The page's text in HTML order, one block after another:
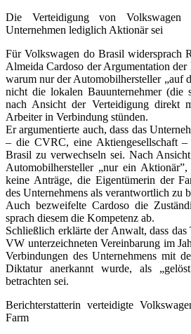
Die Verteidigung von Volkswagen
Unternehmen lediglich Aktionär sei
Für Volkswagen do Brasil widersprach
Almeida Cardoso der Argumentation
warum nur der Automobilhersteller „auf
nicht die lokalen Bauunternehmer (die
nach Ansicht der Verteidigung direkt
Arbeiter in Verbindung stünden.
Er argumentierte auch, dass das
– die CVRC, eine Aktiengesellschaft
Brasil zu verwechseln sei. Nach
Automobilhersteller „nur ein
keine Anträge, die Eigentümerin der
des Unternehmens als verantwortlich zu
Auch bezweifelte Cardoso die
sprach diesem die Kompetenz ab.
Schließlich erklärte der Anwalt, dass
VW unterzeichneten Vereinbarung im
Verbindungen des Unternehmens mit
Diktatur anerkannt wurde, als
betrachten sei.
Berichterstatterin verteidigte
Farm